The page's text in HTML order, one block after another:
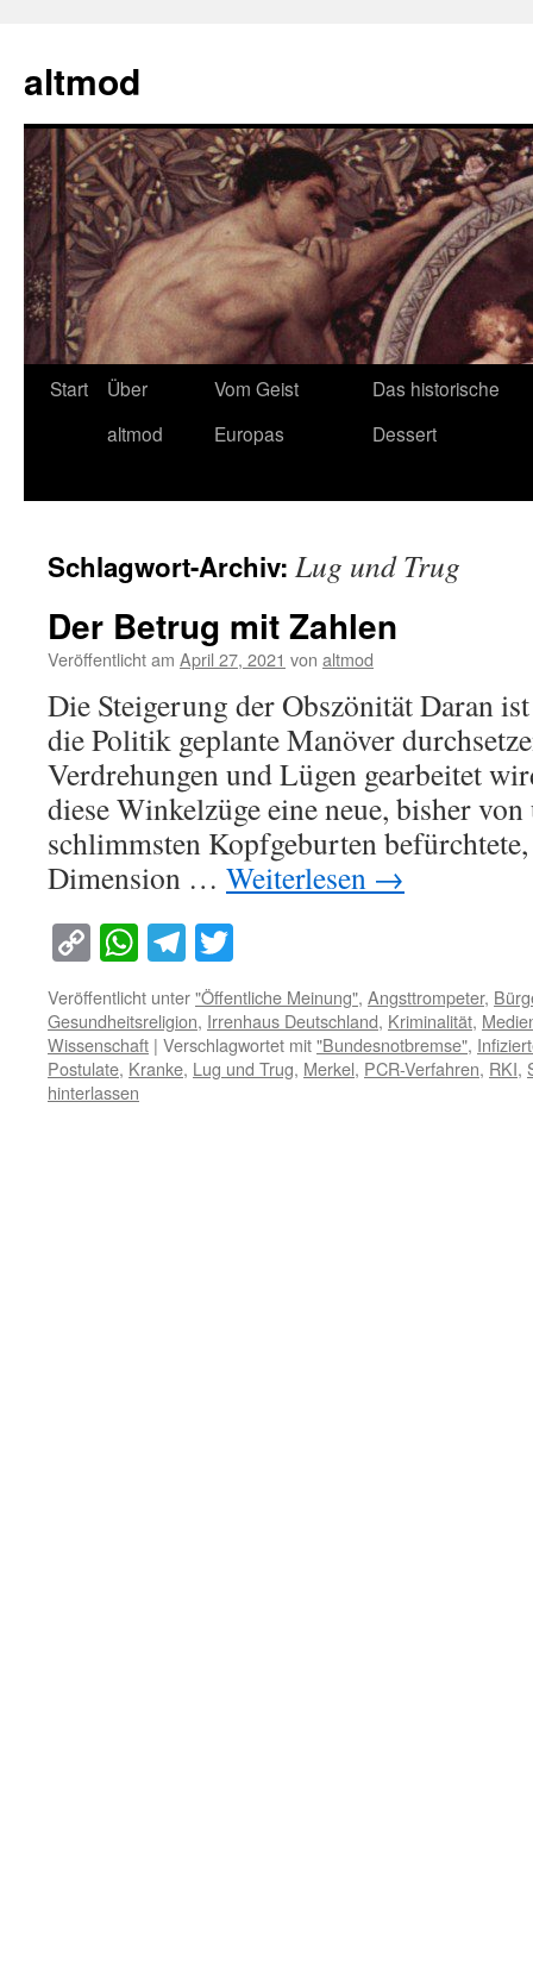
springen
altmod
Start
Über
altmod
Vom Geist
Europas
Das historische
Dessert
Schlagwort-Archiv: Lug und Trug
Der Betrug mit Zahlen
Veröffentlicht am April 27, 2021 von altmod
Die Steigerung der Obszönität Daran
die Politik geplante Manöver
Verdrehungen und Lügen gearbeitet
diese Winkelzüge eine neue, bisher
schlimmsten Kopfgeburten
Dimension … Weiterlesen →
Copy
Link
WhatsApp
Telegram
Veröffentlicht unter"Öffentliche Meinung", Angsttrompeter,
Gesundheitsreligion, Irrenhaus Deutschland, Kriminalität,
Wissenschaft | Verschlagwortet mit"Bundesnotbremse",
Postulate, Kranke, Lug und Trug, Merkel, PCR-Verfahren, RKI,
hinterlassen